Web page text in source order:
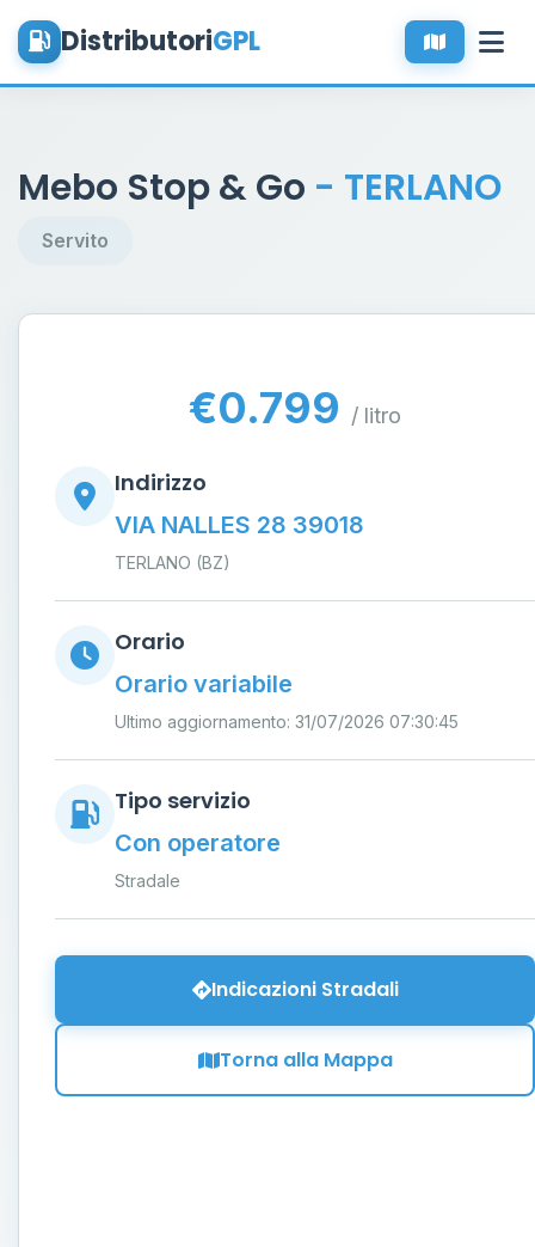
DistributoriGPL
Mebo Stop & Go - TERLANO
Servito
€0.799 / litro
Indirizzo
VIA NALLES 28 39018
TERLANO (BZ)
Orario
Orario variabile
Ultimo aggiornamento: 31/07/2026 07:30:45
Tipo servizio
Con operatore
Stradale
Indicazioni Stradali
Torna alla Mappa